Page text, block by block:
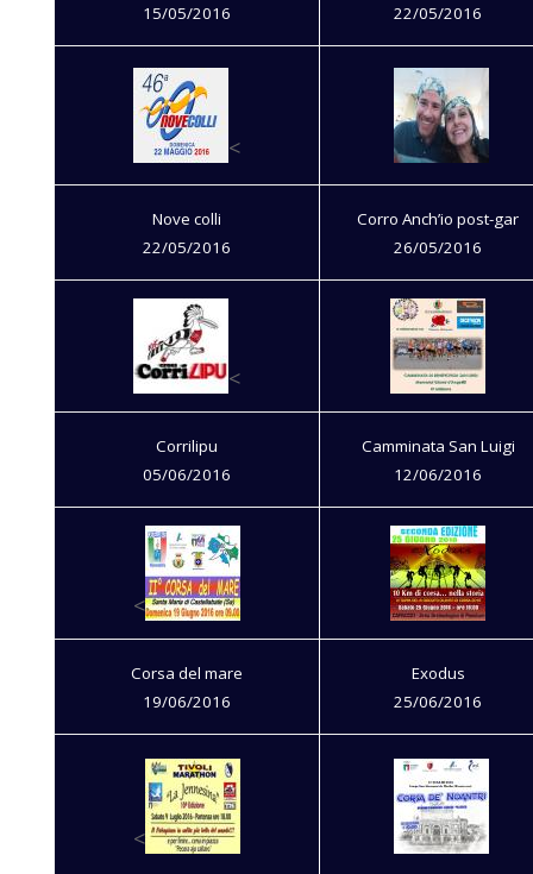
15/05/2016
22/05/2016
<
Nove colli
22/05/2016
Corro Anch’io post-gar
26/05/2016
<
Corrilipu
05/06/2016
Camminata San Luigi
12/06/2016
<
Corsa del mare
19/06/2016
Exodus
25/06/2016
<